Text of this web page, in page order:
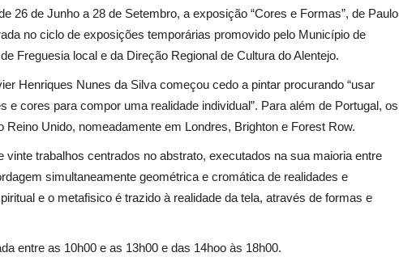
26 de Junho a 28 de Setembro, a exposição “Cores e Formas”, de Paulo
no ciclo de exposições temporárias promovido pelo Município de
Freguesia local e da Direção Regional de Cultura do Alentejo.
Henriques Nunes da Silva começou cedo a pintar procurando “usar
e cores para compor uma realidade individual”. Para além de Portugal, os
Unido, nomeadamente em Londres, Brighton e Forest Row.
vinte trabalhos centrados no abstrato, executados na sua maioria entre
simultaneamente geométrica e cromática de realidades e
e o metafisico é trazido à realidade da tela, através de formas e
entre as 10h00 e as 13h00 e das 14hoo às 18h00.